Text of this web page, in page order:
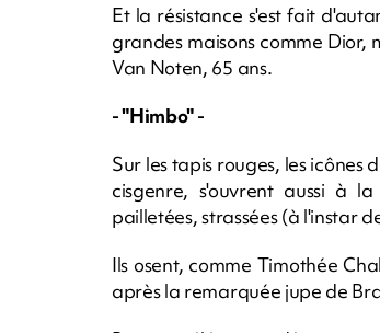
Et la résistance s'est fait
grandes maisons comme Dior,
Van Noten, 65 ans.
- "Himbo" -
Sur les tapis rouges, les icônes
cisgenre, s'ouvrent aussi à
pailletées, strassées (à l'instar
Ils osent, comme Timothée
après la remarquée jupe de